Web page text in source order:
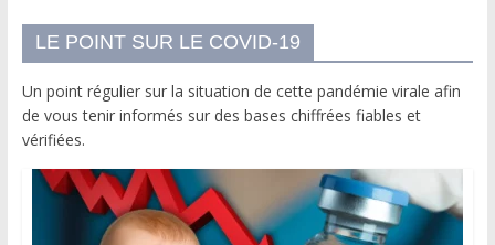
LE POINT SUR LE COVID-19
Un point régulier sur la situation de cette pandémie virale afin
de vous tenir informés sur des bases chiffrées fiables et
vérifiées.